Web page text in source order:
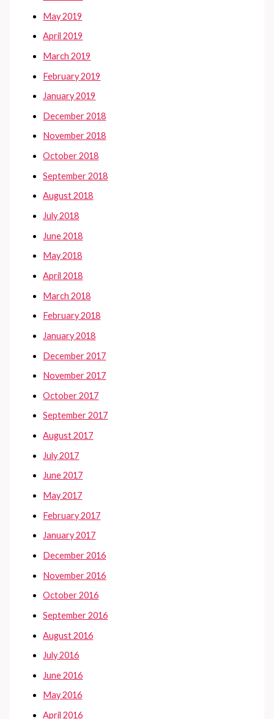
May 2019
April 2019
March 2019
February 2019
January 2019
December 2018
November 2018
October 2018
September 2018
August 2018
July 2018
June 2018
May 2018
April 2018
March 2018
February 2018
January 2018
December 2017
November 2017
October 2017
September 2017
August 2017
July 2017
June 2017
May 2017
February 2017
January 2017
December 2016
November 2016
October 2016
September 2016
August 2016
July 2016
June 2016
May 2016
April 2016